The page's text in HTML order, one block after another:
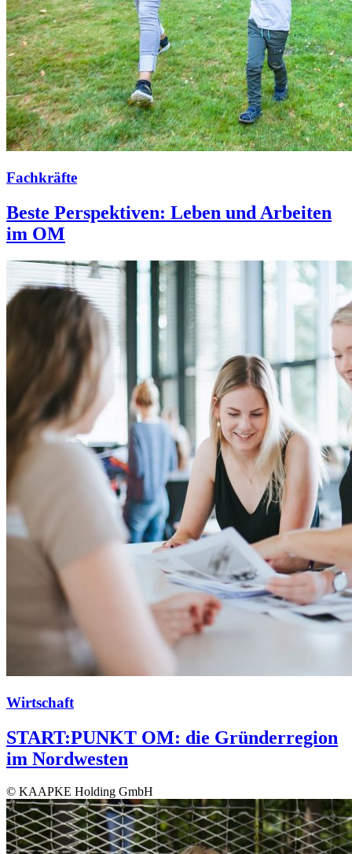
Fachkräfte
Beste Perspektiven: Leben und Arbeiten
im OM
Wirtschaft
START:PUNKT OM: die Gründerregion
im Nordwesten
© KAAPKE Holding GmbH